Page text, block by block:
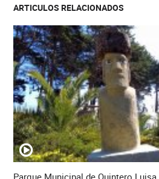
ARTICULOS RELACIONADOS
Parque Municipal de Quintero Luisa